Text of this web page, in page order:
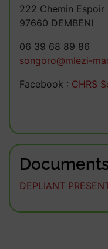
222 Chemin Espoir
97660 DEMBENI
06 39 68 89 86
songoro@mlezi-
Facebook : CHRS
DEPLIANT